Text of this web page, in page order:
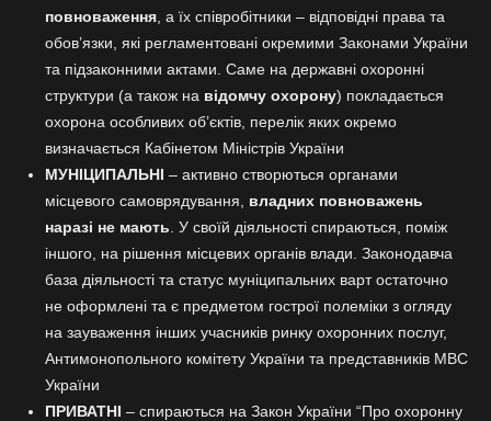
повноваження , а їх співробітники – відповідні права та
обов’язки, які регламентовані окремими Законами України
та підзаконними актами. Саме на державні охоронні
структури (а також на відомчу охорону) покладається
охорона особливих об’єктів, перелік яких окремо
визначається Кабінетом Міністрів України
МУНІЦИПАЛЬНІ – активно створються органами
місцевого самоврядування, владних повноважень
наразі не мають . У своїй діяльності спираються, поміж
іншого, на рішення місцевих органів влади. Законодавча
база діяльності та статус муніципальних варт остаточно
не оформлені та є предметом гострої полеміки з огляду
на зауваження інших учасників ринку охоронних послуг,
Антимонопольного комітету України та представників МВС
України
ПРИВАТНІ – спираються на Закон України “Про охоронну